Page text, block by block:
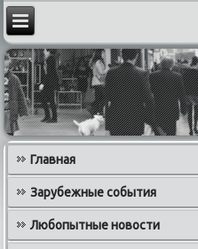
Главная
Зарубежные события
Любопытные новости